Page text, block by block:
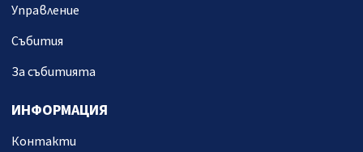
Управление
Събития
За събитията
ИНФОРМАЦИЯ
Контакти